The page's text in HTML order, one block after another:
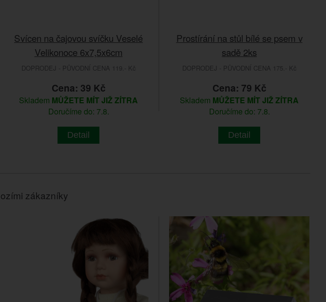
Svícen na čajovou svíčku Veselé
Velikonoce 6x7,5x6cm
DOPRODEJ - PŮVODNÍ CENA 119.- Kč
Cena: 39 Kč
Skladem MŮŽETE MÍT JIŽ ZÍTRA
Doručíme do: 7.8.
Detail
Prostírání na stůl bílé se psem v
sadě 2ks
DOPRODEJ - PŮVODNÍ CENA 175.- Kč
Cena: 79 Kč
Skladem MŮŽETE MÍT JIŽ ZÍTRA
Doručíme do: 7.8.
Detail
zákazníky